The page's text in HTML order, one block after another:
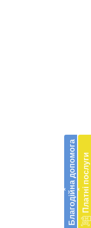
‹ Благодійна допомога ‹ Платні послуги